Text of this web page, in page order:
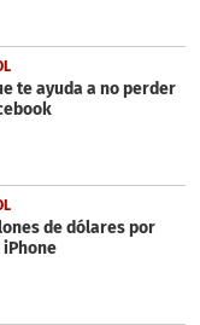
te ayuda a no perder
de dólares por